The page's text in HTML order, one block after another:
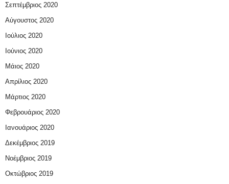
Σεπτέμβριος 2020
Αύγουστος 2020
Ιούλιος 2020
Ιούνιος 2020
Μάιος 2020
Απρίλιος 2020
Μάρτιος 2020
Φεβρουάριος 2020
Ιανουάριος 2020
Δεκέμβριος 2019
Νοέμβριος 2019
Οκτώβριος 2019